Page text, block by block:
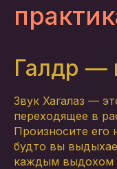
Галдр —
Звук Хагалаз —
переходящее в
Произносите
будто вы
каждым выдохом